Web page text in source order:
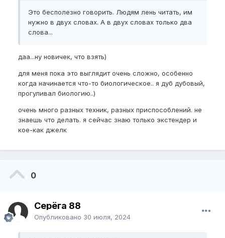
Это бесполезно говорить. Людям лень читать, им
нужно в двух словах. А в двух словах только два
слова...
даа...ну новичек, что взять)
для меня пока это выглядит очень сложно, особенно
когда начинается что-то биологическое.. я дуб дубовый,
прогуливал биологию..)
очень много разных техник, разных приспособлений. не
знаешь что делать. я сейчас знаю только экстендер и
кое-как джелк
0
Серёга 88
Опубликовано 30 июля, 2024